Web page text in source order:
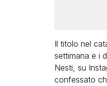
Il titolo nel
settimana e i
Nesti, su
confessato